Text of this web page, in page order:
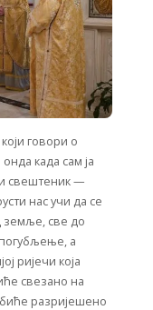
говори о
када сам ја
свештеник —
нас учи да се
земље, све до
а
ријечи која
свезано на
разријешено